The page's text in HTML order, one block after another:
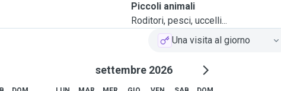
Piccoli animali
Roditori, pesci, uccelli...
Una visita al giorno
settembre 2026